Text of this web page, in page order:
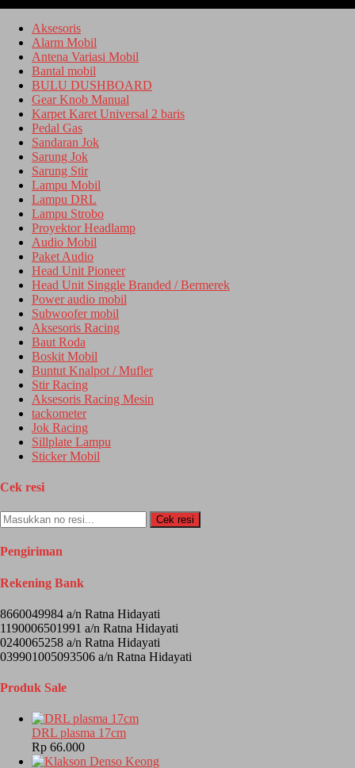
Aksesoris
Alarm Mobil
Antena Variasi Mobil
Bantal mobil
BULU DUSHBOARD
Gear Knob Manual
Karpet Karet Universal 2 baris
Pedal Gas
Sandaran Jok
Sarung Jok
Sarung Stir
Lampu Mobil
Lampu DRL
Lampu Strobo
Proyektor Headlamp
Audio Mobil
Paket Audio
Head Unit Pioneer
Head Unit Singgle Branded / Bermerek
Power audio mobil
Subwoofer mobil
Aksesoris Racing
Baut Roda
Boskit Mobil
Buntut Knalpot / Mufler
Stir Racing
Aksesoris Racing Mesin
tackometer
Jok Racing
Sillplate Lampu
Sticker Mobil
Cek resi
Cek resi
Pengiriman
Rekening Bank
8660049984 a/n Ratna Hidayati
1190006501991 a/n Ratna Hidayati
0240065258 a/n Ratna Hidayati
039901005093506 a/n Ratna Hidayati
Produk Sale
DRL plasma 17cm
Rp 66.000